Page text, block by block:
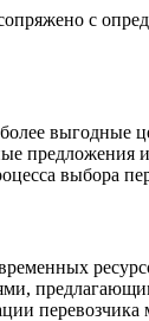
с
выгодные
выбора
перевозчика